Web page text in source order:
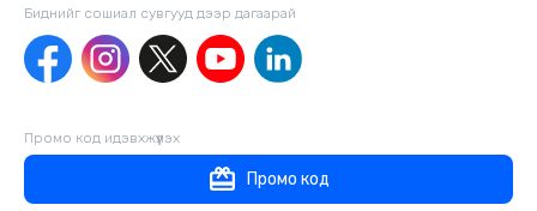
Биднийг сошиал сувгууд дээр дагаaрай
Промо код идэвхжүүлэх
Промо код